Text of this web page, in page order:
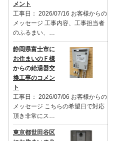
メント
工事日： 2026/07/16 お客様からの
メッセージ 工事内容、工事担当者
のふるまい、…
静岡県富士市に
お住まいのＦ様
からの給湯器交
換工事のコメン
ト
工事日： 2026/07/06 お客様からの
メッセージ こちらの希望日で対応
頂き非常にス…
東京都世田谷区